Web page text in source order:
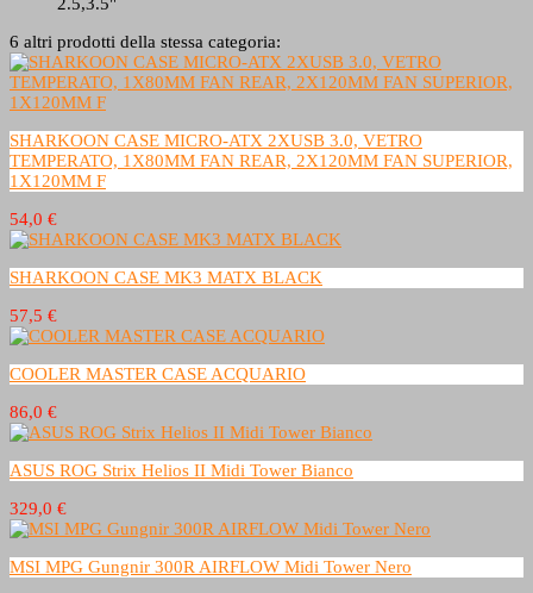
6 altri prodotti della stessa categoria:
SHARKOON CASE MICRO-ATX 2XUSB 3.0, VETRO
TEMPERATO, 1X80MM FAN REAR, 2X120MM FAN SUPERIOR,
1X120MM F
54,0 €
SHARKOON CASE MK3 MATX BLACK
57,5 €
COOLER MASTER CASE ACQUARIO
86,0 €
ASUS ROG Strix Helios II Midi Tower Bianco
329,0 €
MSI MPG Gungnir 300R AIRFLOW Midi Tower Nero